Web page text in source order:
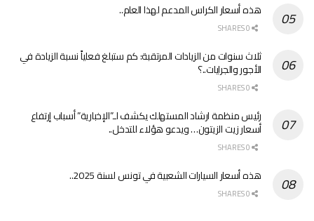
هذه أسعار الكراس المدعم لهذا العام..
ثلاث سنوات من الزيادات المرتقبة: كم ستبلغ فعلياً نسبة الزيادة في
الأجور والجرايات..؟
رئيس منظمة ارشاد المستهلك يكشف لـ”الإخبارية” أسباب إرتفاع
أسعار زيت الزيتون… ويدعو هؤلاء للتدخل..
هذه أسعار السيارات الشعبية في تونس لسنة 2025..